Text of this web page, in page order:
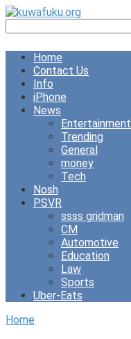
Skip
content
Home
Contact Us
Info
iPhone
News
Entertainment
Trending
General
money
Tech
Nosh
PSVR
ssss gridman
CM
Automotive
Education
Law
Sports
Uber-Eats
Home